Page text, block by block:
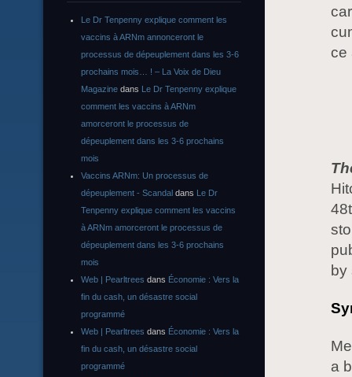
ce
by
a
Le Dr Tenpenny explique comment les
vaccins à ARNm annonceront le
processus de dépeuplement dans les 3-6
prochains mois… ! – La Voix de Dieu
Magazine dans Le Dr Tenpenny explique
comment les vaccins à ARNm
amorceront le processus de
dépeuplement dans les 3-6 prochains
mois
Vaccins ARNm: Un processus de
dépeuplement - Scandal dans Le Dr
Tenpenny explique comment les vaccins
à ARNm amorceront le processus de
dépeuplement dans les 3-6 prochains
mois
Web | Pearltrees dans Économie : Vers la
fin du cash, un désastre social
programmé
Web | Pearltrees dans Économie : Vers la
fin du cash, un désastre social
programmé